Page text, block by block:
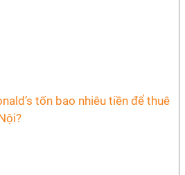
tốn bao nhiêu tiền để thuê